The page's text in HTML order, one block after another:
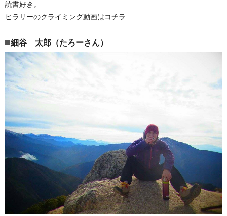
読書好き。
ヒラリーのクライミング動画はコチラ
細谷 太郎（たろーさん）